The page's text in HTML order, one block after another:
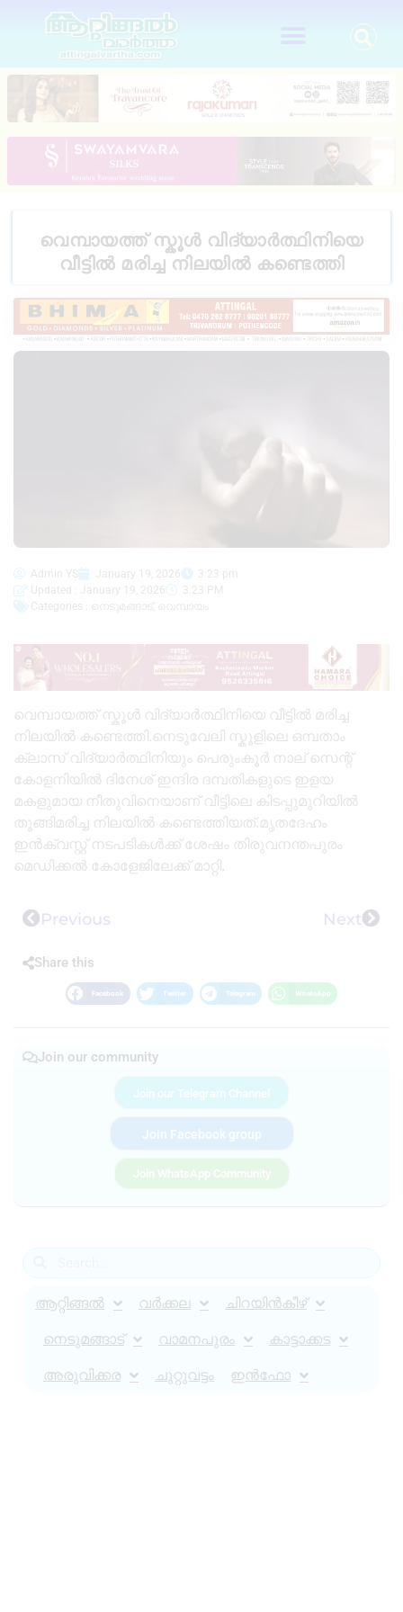
വെമ്പായത്ത് സ്കൂൾ വിദ്യാർത്ഥിനിയെ
വീട്ടിൽ മരിച്ച നിലയിൽ കണ്ടെത്തി
Admin YS January 19, 2026
3:23 pm
Updated : January 19, 2026
3:23 PM
Categories :
നെടുമങ്ങാട് വെമ്പായം
വെമ്പായത്ത് സ്കൂൾ വിദ്യാർത്ഥിനിയെ വീട്ടിൽ മരിച്ച
നിലയിൽ കണ്ടെത്തി.നെടുവേലി സ്കൂളിലെ ഒമ്പതാം
ക്ലാസ് വിദ്യാർത്ഥിനിയും പെരുംകൂർ നാല് സെന്റ്
കോളനിയിൽ ദിനേശ് ഇന്ദിര ദമ്പതികളുടെ ഇളയ
മകളുമായ നീതുവിനെയാണ് വീട്ടിലെ കിടപ്പുമുറിയിൽ
തൂങ്ങിമരിച്ച നിലയിൽ കണ്ടെത്തിയത്.മൃതദേഹം
ഇൻക്വസ്റ്റ് നടപടികൾക്ക് ശേഷം തിരുവനന്തപുരം
മെഡിക്കൽ കോളേജിലേക്ക് മാറ്റി.
Previous Next
Share this
Facebook Twitter Telegram WhatsApp
Join our community
Join our Telegram Channel
Join Facebook group
Join WhatsApp Community
ആറ്റിങ്ങൽ വർക്കല ചിറയിൻകീഴ്
നെടുമങ്ങാട് വാമനപുരം കാട്ടാക്കട
അരുവിക്കര ചുറ്റുവട്ടം ഇൻഫോ